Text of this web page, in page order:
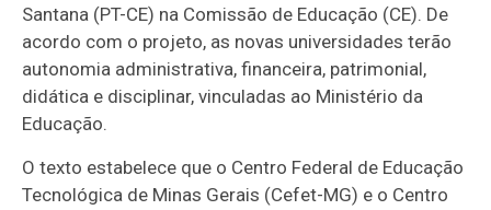
Santana (PT-CE) na Comissão de Educação (CE). De
acordo com o projeto, as novas universidades terão
autonomia administrativa, financeira, patrimonial,
didática e disciplinar, vinculadas ao Ministério da
Educação.
O texto estabelece que o Centro Federal de Educação
Tecnológica de Minas Gerais (Cefet-MG) e o Centro